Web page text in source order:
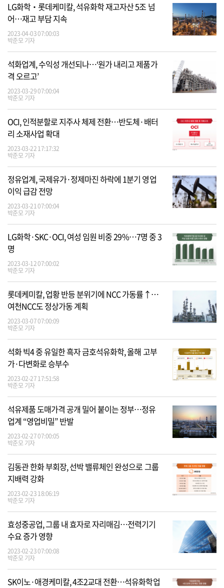
LG화학‧롯데케미칼, 석유화학 재고자산 5조 넘
어…재고 부담 지속
2023-04-03 07:00:03
박준모 기자
석화업계, 수익성 개선되나…‘원가 내리고 제품가
격 오르고’
2023-03-29 07:00:04
박준모 기자
OCI, 인적분할로 지주사 체제 전환…반도체·배터
리 소재사업 확대
2023-03-22 17:17:32
박준모 기자
정유업계, 국제유가·정제마진 하락에 1분기 영업
이익 급감 전망
2023-03-21 07:00:04
박준모 기자
LG화학·SKC·OCI, 여성 임원 비중 29%…7명 중 3
명
2023-03-12 07:00:02
박준모 기자
롯데케미칼, 업황 반등 분위기에 NCC 가동률↑…
여천NCC도 정상가동 계획
2023-03-07 07:00:09
박준모 기자
석화 빅4 중 유일한 흑자 금호석유화학, 올해 고부
가·다변화로 승부수
2023-02-27 17:51:58
박준모 기자
석유제품 도매가격 공개 밀어 붙이는 정부…정유
업계 “영업비밀” 반발
2023-02-27 07:00:05
박준모 기자
김동관 한화 부회장, 선박 밸류체인 완성으로 그룹
지배력 강화
2023-02-23 18:06:19
박준모 기자
효성중공업, 그룹 내 효자로 자리매김…전력기기
수요 증가 영향
2023-02-23 07:00:08
박준모 기자
SK이노·애경케미칼, 4조2교대 전환…석유화학업